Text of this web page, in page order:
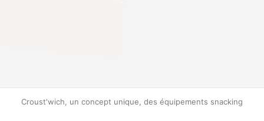
Croust'wich, un concept unique, des équipements snacking